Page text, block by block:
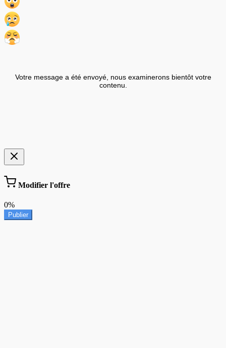
Votre message a été envoyé, nous examinerons bientôt votre
contenu.
Modifier l'offre
0%
Publier